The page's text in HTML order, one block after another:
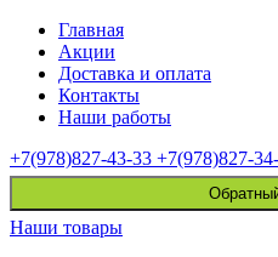
Главная
Акции
Доставка и оплата
Контакты
Наши работы
+7(978)827-43-33 +7(978)827-
Наши товары